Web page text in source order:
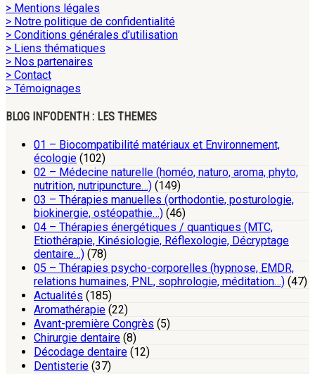
> Mentions légales
> Notre politique de confidentialité
> Conditions générales d’utilisation
> Liens thématiques
> Nos partenaires
> Contact
> Témoignages
BLOG INF’ODENTH : LES THEMES
01 – Biocompatibilité matériaux et Environnement,
écologie (102)
02 – Médecine naturelle (homéo, naturo, aroma, phyto,
nutrition, nutripuncture…) (149)
03 – Thérapies manuelles (orthodontie, posturologie,
biokinergie, ostéopathie…) (46)
04 – Thérapies énergétiques / quantiques (MTC,
Etiothérapie, Kinésiologie, Réflexologie, Décryptage
dentaire…) (78)
05 – Thérapies psycho-corporelles (hypnose, EMDR,
relations humaines, PNL, sophrologie, méditation…) (47)
Actualités (185)
Aromathérapie (22)
Avant-première Congrès (5)
Chirurgie dentaire (8)
Décodage dentaire (12)
Dentisterie (37)